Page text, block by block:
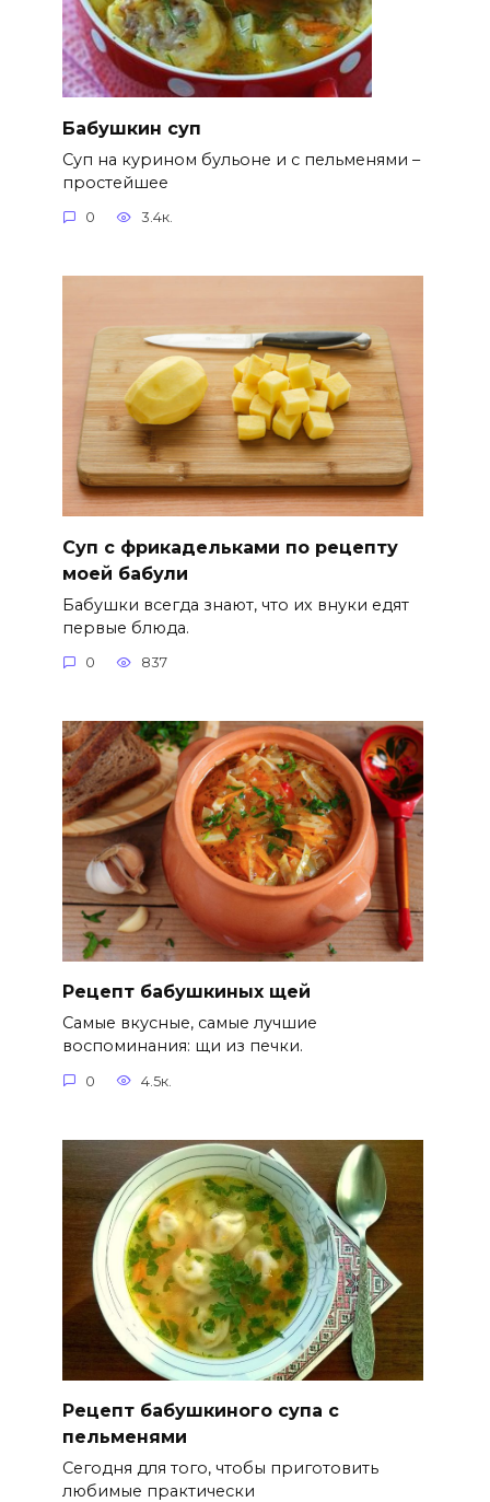
Бабушкин суп
Суп на курином бульоне и с пельменями –
простейшее
0 3.4к.
Суп с фрикадельками по рецепту
моей бабули
Бабушки всегда знают, что их внуки едят
первые блюда.
0 837
Рецепт бабушкиных щей
Самые вкусные, самые лучшие
воспоминания: щи из печки.
0 4.5к.
Рецепт бабушкиного супа с
пельменями
Сегодня для того, чтобы приготовить
любимые практически